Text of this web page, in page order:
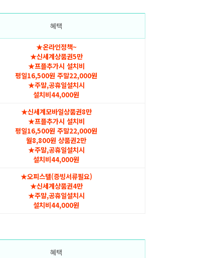
혜택
★온라인정책~
★신세계상품권5만
★프플추가시 설치비
평일16,500원 주말22,000원
★주말,공휴일설치시
설치비44,000원
★신세계모바일상품권8만
★프플추가시 설치비
평일16,500원 주말22,000원
월8,800원 상품권2만
★주말,공휴일설치시
설치비44,000원
★오피스텔(증빙서류필요)
★신세계상품권4만
★주말,공휴일설치시
설치비44,000원
혜택